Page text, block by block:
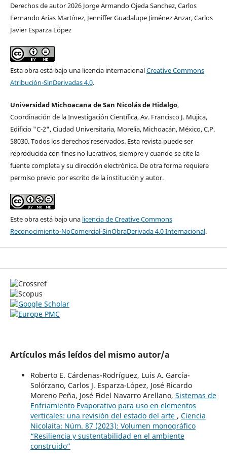
Derechos de autor 2026 Jorge Armando Ojeda Sanchez, Carlos
Fernando Arias Martínez, Jenniffer Guadalupe Jiménez Anzar, Carlos
Javier Esparza López
Esta obra está bajo una licencia internacionalCreative Commons
Atribución-SinDerivadas 4.0.
Universidad Michoacana de San Nicolás de Hidalgo,
Coordinación de la Investigación Cientí­fica, Av. Francisco J. Mujica,
Edificio "C-2", Ciudad Universitaria, Morelia, Michoacán, México, C.P.
58030. Todos los derechos reservados. Esta revista puede ser
reproducida con fines no lucrativos, siempre y cuando se cite la
fuente completa y su dirección electrónica. De otra forma requiere
permiso previo por escrito de la institución y autor.
Este obra está bajo una licencia de Creative Commons
Reconocimiento-NoComercial-SinObraDerivada 4.0 Internacional.
Artículos más leídos del mismo autor/a
Roberto E. Cárdenas-Rodríguez, Luis A. García-
Solórzano, Carlos J. Esparza-López, José Ricardo
Moreno Peña, José Fidel Navarro Arellano, Sistemas de
Enfriamiento Evaporativo para uso en elementos
verticales: una revisión del estado del arte , Ciencia
Nicolaita: Núm. 87 (2023): Volumen monográfico
“Resiliencia y sustentabilidad en el ambiente
construido”